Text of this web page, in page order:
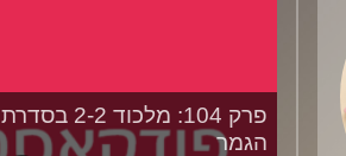
פרק 104: מלכוד 2-2 בסדרת
הגמר